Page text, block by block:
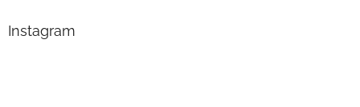
Instagram